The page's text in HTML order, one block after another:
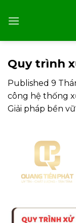
Quy trình
Published 9
công hệ thống
Giải pháp bền